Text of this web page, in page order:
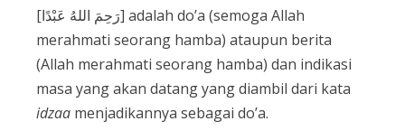
[رَحِمَ اللهُ عَبْدًا] adalah do’a (semoga Allah
merahmati seorang hamba) ataupun berita
(Allah merahmati seorang hamba) dan indikasi
masa yang akan datang yang diambil dari kata
idzaa menjadikannya sebagai do’a.